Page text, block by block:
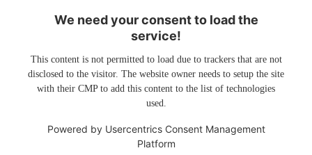
We need your consent to load the
service!
This content is not permitted to load due to trackers that are not
disclosed to the visitor. The website owner needs to setup the site
with their CMP to add this content to the list of technologies
used.
Powered by Usercentrics Consent Management
Platform